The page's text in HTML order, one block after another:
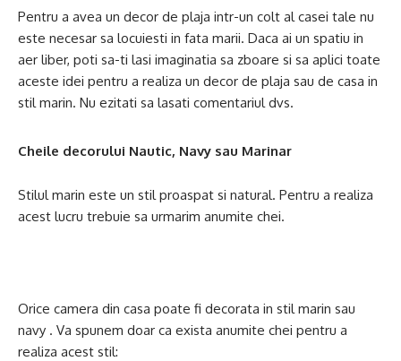
Pentru a avea un decor de plaja intr-un colt al casei tale nu
este necesar sa locuiesti in fata marii. Daca ai un spatiu in
aer liber, poti sa-ti lasi imaginatia sa zboare si sa aplici toate
aceste idei pentru a realiza un decor de plaja sau de casa in
stil marin. Nu ezitati sa lasati comentariul dvs.
Cheile decorului Nautic, Navy sau Marinar
Stilul marin este un stil proaspat si natural. Pentru a realiza
acest lucru trebuie sa urmarim anumite chei.
Orice camera din casa poate fi decorata in stil marin sau
navy . Va spunem doar ca exista anumite chei pentru a
realiza acest stil: